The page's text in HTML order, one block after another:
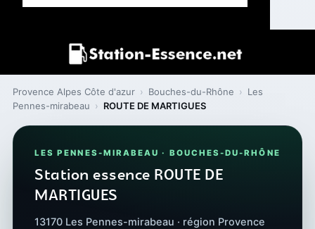
Provence Alpes Côte d'azur › Bouches-du-Rhône › Les
Pennes-mirabeau › ROUTE DE MARTIGUES
LES PENNES-MIRABEAU · BOUCHES-DU-RHÔNE
Station essence ROUTE DE
MARTIGUES
13170 Les Pennes-mirabeau · région Provence